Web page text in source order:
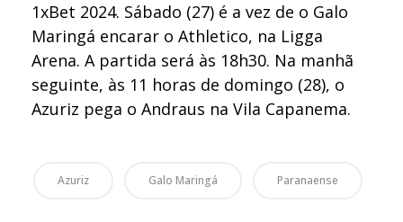
1xBet 2024. Sábado (27) é a vez de o Galo
Maringá encarar o Athletico, na Ligga
Arena. A partida será às 18h30. Na manhã
seguinte, às 11 horas de domingo (28), o
Azuriz pega o Andraus na Vila Capanema.
Azuriz Galo Maringá Paranaense